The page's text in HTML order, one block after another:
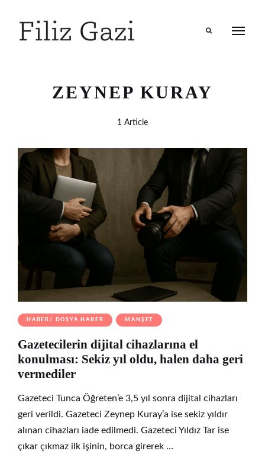
ZEYNEP KURAY
1 Article
HABER/ DOSYA HABER MANŞET
Gazetecilerin dijital cihazlarına el
konulması: Sekiz yıl oldu, halen daha geri
vermediler
Gazeteci Tunca Öğreten’e 3,5 yıl sonra dijital cihazları
geri verildi. Gazeteci Zeynep Kuray’a ise sekiz yıldır
alınan cihazları iade edilmedi. Gazeteci Yıldız Tar ise
çıkar çıkmaz ilk işinin, borca girerek …